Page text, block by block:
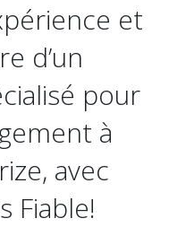
et
d’un
pour
à
avec
Fiable!